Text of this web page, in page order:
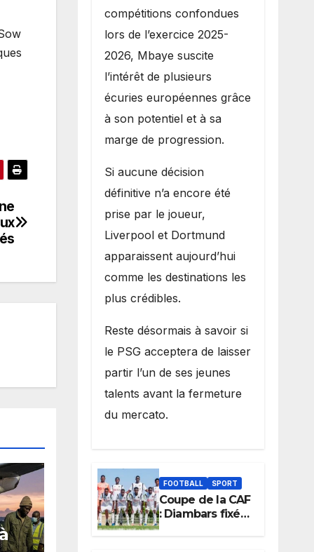
compétitions confondues
lors de l’exercice 2025-
2026, Mbaye suscite
l’intérêt de plusieurs
écuries européennes grâce
à son potentiel et à sa
marge de progression.
Si aucune décision
définitive n’a encore été
prise par le joueur,
Liverpool et Dortmund
apparaissent aujourd’hui
comme les destinations les
plus crédibles.
Reste désormais à savoir si
le PSG acceptera de laisser
partir l’un de ses jeunes
talents avant la fermeture
du mercato.
FOOTBALL SPORT
Coupe de la CAF
: Diambars fixé
sur son destin